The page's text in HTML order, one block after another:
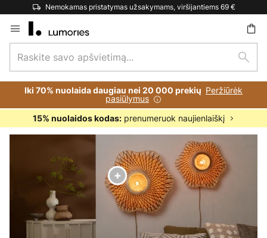
Nemokamas pristatymas užsakymams, viršijantiems 69 €
to
Content
savo
apšvietimą...
Iki 70% nuolaida daugiau nei 20 000 prekių Peržiūrėk
pasiūlymus
15% nuolaidos kodas:prenumeruok naujienlaiškį